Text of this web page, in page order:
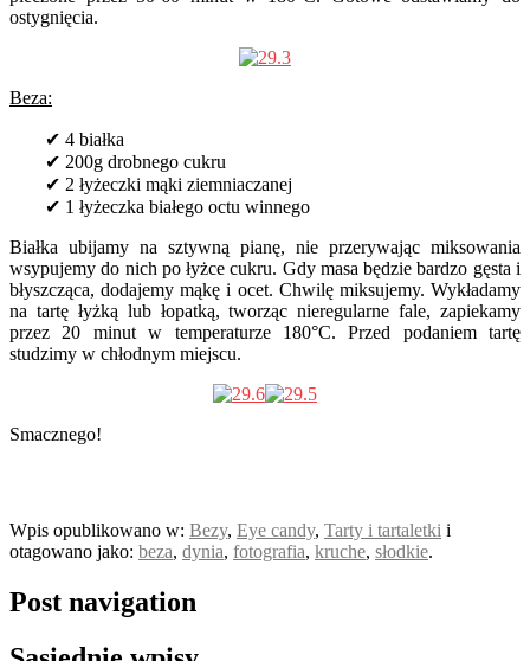
ostygnięcia.
Beza:
✔ 4 białka
✔ 200g drobnego cukru
✔ 2 łyżeczki mąki ziemniaczanej
✔ 1 łyżeczka białego octu winnego
Białka ubijamy na sztywną pianę, nie przerywając miksowania
wsypujemy do nich po łyżce cukru. Gdy masa będzie bardzo gęsta i
błyszcząca, dodajemy mąkę i ocet. Chwilę miksujemy. Wykładamy
na tartę łyżką lub łopatką, tworząc nieregularne fale, zapiekamy
przez 20 minut w temperaturze 180°C. Przed podaniem tartę
studzimy w chłodnym miejscu.
Smacznego!
Wpis opublikowano w: Bezy, Eye candy, Tarty i tartaletki i
otagowano jako: beza, dynia, fotografia, kruche, słodkie.
Post navigation